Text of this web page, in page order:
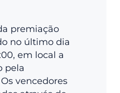
premiação
no último dia
em local a
pela
vencedores